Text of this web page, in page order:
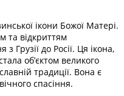
ікони Божої Матері.
та відкриттям
з Грузії до Росії. Ця ікона,
об’єктом великого
традиції. Вона є
спасіння.